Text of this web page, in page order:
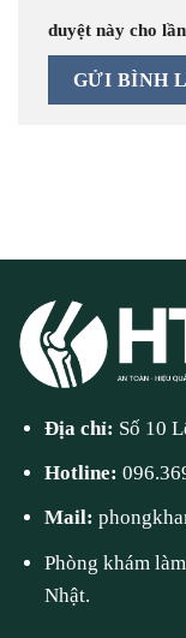
duyệt này cho
Địa chỉ: Số 10
Hotline:
Mail:
Phòng khám
Nhật.